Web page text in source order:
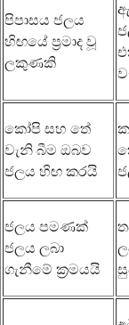
පිපාසය ජලය
හිඟයේ ප්‍රමාද වූ
ලකුණකි
කෝපි සහ තේ
වැනි බීම ඔබව
ජලය හිඟ කරයි
ජලය පමණක්
ජලය ලබා
ගැනීමේ ක්‍රමයයි